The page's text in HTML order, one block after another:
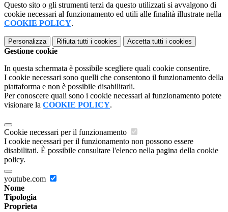
Questo sito o gli strumenti terzi da questo utilizzati si avvalgono di
cookie necessari al funzionamento ed utili alle finalità illustrate nella
COOKIE POLICY.
Personalizza Rifiuta tutti i cookies Accetta tutti i cookies
Gestione cookie
In questa schermata è possibile scegliere quali cookie consentire.
I cookie necessari sono quelli che consentono il funzionamento della
piattaforma e non è possibile disabilitarli.
Per conoscere quali sono i cookie necessari al funzionamento potete
visionare la COOKIE POLICY.
Cookie necessari per il funzionamento
I cookie necessari per il funzionamento non possono essere
disabilitati. È possibile consultare l'elenco nella pagina della cookie
policy.
youtube.com
Nome
Tipologia
Proprieta